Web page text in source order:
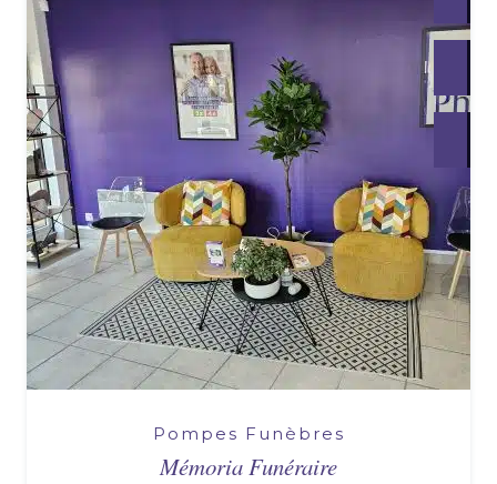
Pompes Funèbres
Mémoria Funéraire